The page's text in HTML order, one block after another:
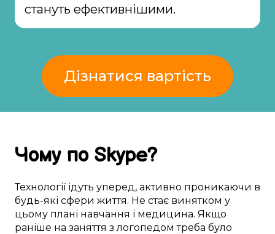
стануть ефективнішими.
Дізнатися вартість
Чому по Skype?
Технології ідуть уперед, активно проникаючи в
будь-які сфери життя. Не стає винятком у
цьому плані навчання і медицина. Якщо
раніше на заняття з логопедом треба було